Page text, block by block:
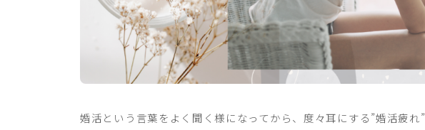
婚活という言葉をよく聞く様になってから、度々耳にする”婚活疲れ”